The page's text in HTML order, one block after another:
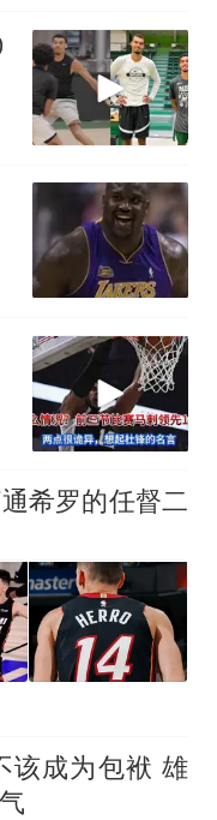
希罗的任督二
该成为包袱 雄